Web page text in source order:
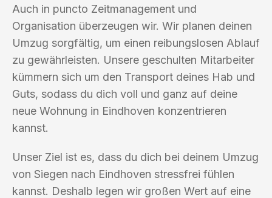
Auch in puncto Zeitmanagement und
Organisation überzeugen wir. Wir planen deinen
Umzug sorgfältig, um einen reibungslosen Ablauf
zu gewährleisten. Unsere geschulten Mitarbeiter
kümmern sich um den Transport deines Hab und
Guts, sodass du dich voll und ganz auf deine
neue Wohnung in Eindhoven konzentrieren
kannst.
Unser Ziel ist es, dass du dich bei deinem Umzug
von Siegen nach Eindhoven stressfrei fühlen
kannst. Deshalb legen wir großen Wert auf eine